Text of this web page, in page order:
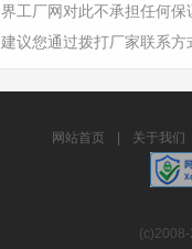
界工厂网对此不承担任何保
建议您通过拨打厂家联系
网站首页 关于我们